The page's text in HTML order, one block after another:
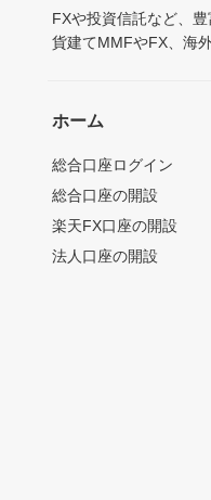
FXや投資信託など、
貨建てMMFやFX、海
ホーム
総合口座ログイン
総合口座の開設
楽天FX口座の開設
法人口座の開設